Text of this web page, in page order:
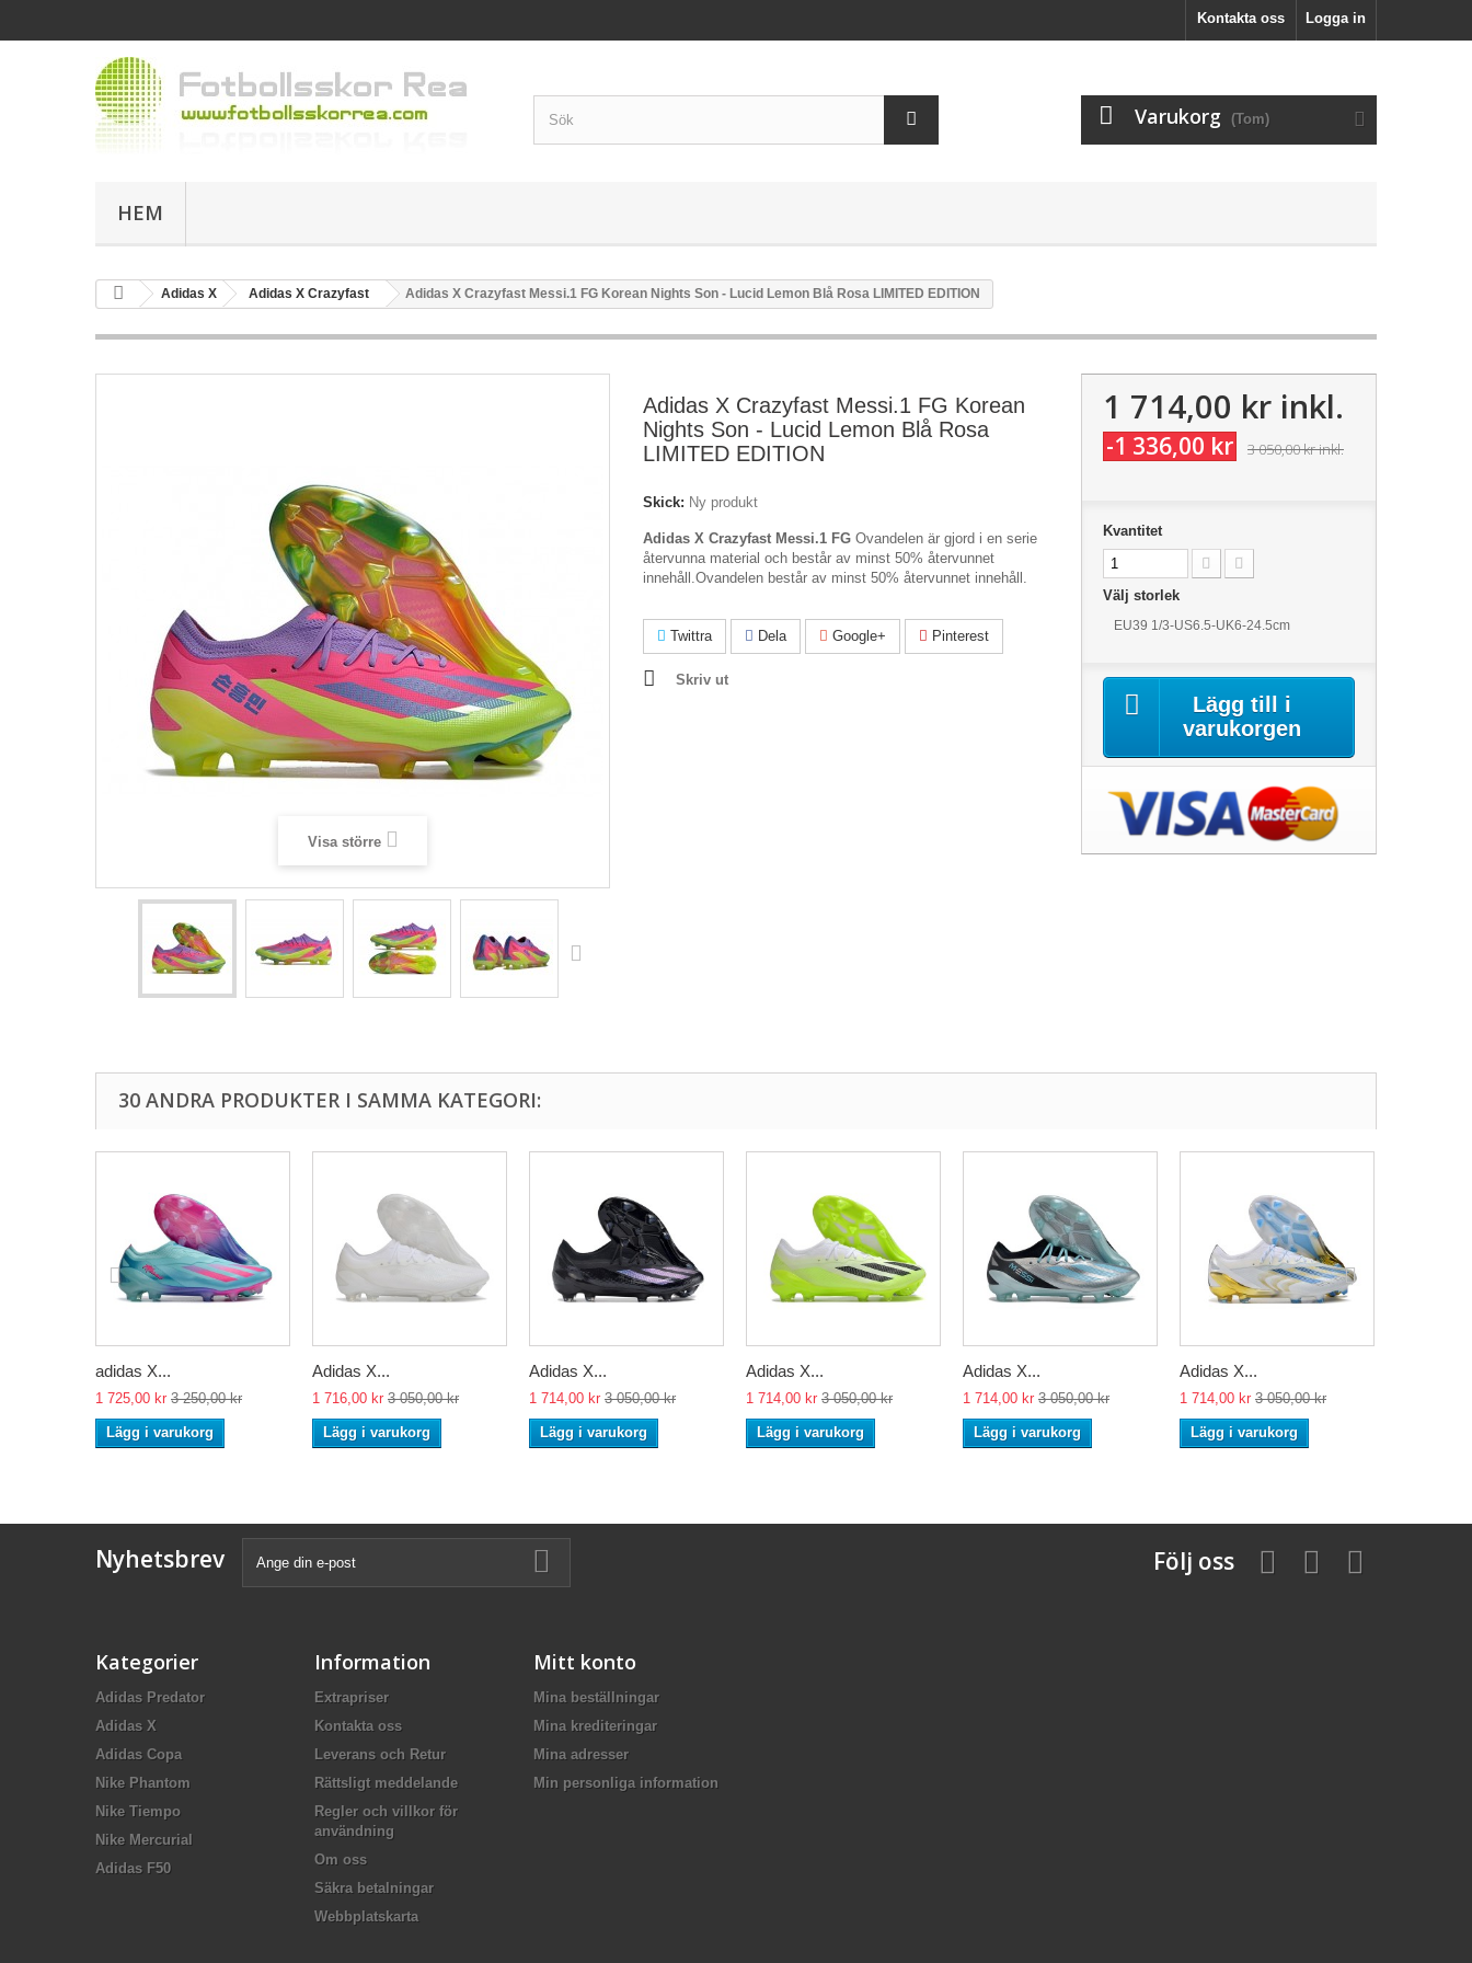
Logga in
Kontakta oss
Varukorg (Tom)
HEM
Adidas X Adidas X Crazyfast Adidas X Crazyfast Messi.1 FG Korean Nights Son - Lucid Lemon Blå Rosa LIMITED EDITION
Visa större
Adidas X Crazyfast Messi.1 FG Korean
Nights Son - Lucid Lemon Blå Rosa
LIMITED EDITION
Skick: Ny produkt
Adidas X Crazyfast Messi.1 FG Ovandelen är gjord i en serie
återvunna material och består av minst 50% återvunnet
innehåll.Ovandelen består av minst 50% återvunnet innehåll.
Twittra Dela Google+ Pinterest
Skriv ut
1 714,00 krinkl.
-1 336,00 kr 3 050,00 krinkl.
Kvantitet
Välj storlek
EU39 1/3-US6.5-UK6-24.5cm
Lägg till i
varukorgen
30 ANDRA PRODUKTER I SAMMA KATEGORI:
adidas X...
1 725,00 kr 3 250,00 kr
Lägg i varukorg
Adidas X...
1 716,00 kr 3 050,00 kr
Lägg i varukorg
Adidas X...
1 714,00 kr 3 050,00 kr
Lägg i varukorg
Adidas X...
1 714,00 kr 3 050,00 kr
Lägg i varukorg
Adidas X...
1 714,00 kr 3 050,00 kr
Lägg i varukorg
Adidas X...
1 714,00 kr 3 050,00 kr
Lägg i varukorg
Nyhetsbrev Följ oss
Kategorier
Adidas Predator
Adidas X
Adidas Copa
Nike Phantom
Nike Tiempo
Nike Mercurial
Adidas F50
Information
Extrapriser
Kontakta oss
Leverans och Retur
Rättsligt meddelande
Regler och villkor för
användning
Om oss
Säkra betalningar
Webbplatskarta
Mitt konto
Mina beställningar
Mina krediteringar
Mina adresser
Min personliga information